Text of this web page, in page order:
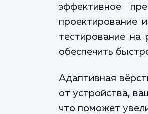
эффективное
проектирование
тестирование на
обеспечить
Адаптивная
от устройства,
что поможет